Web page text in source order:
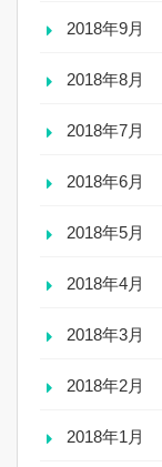
2018年9月
2018年8月
2018年7月
2018年6月
2018年5月
2018年4月
2018年3月
2018年2月
2018年1月